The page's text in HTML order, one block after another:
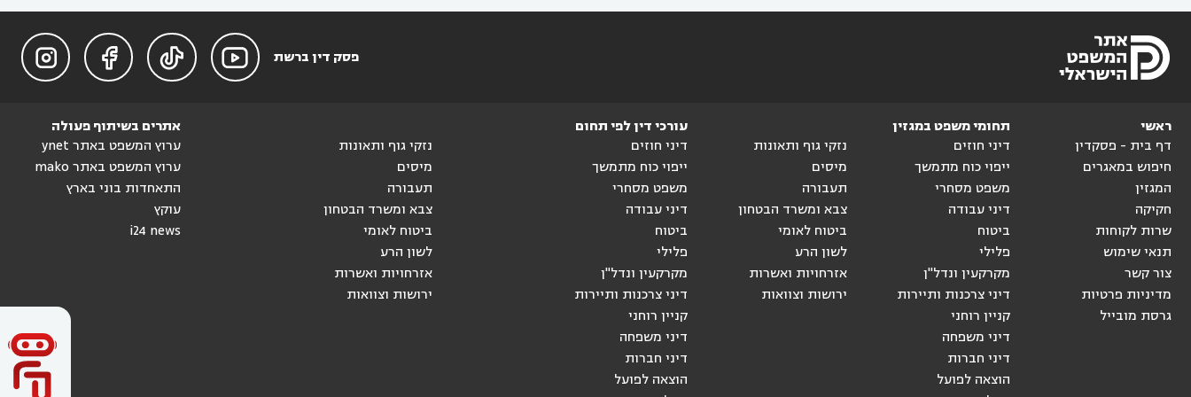
פסק דין ברשת 



ראשי
דף בית - פסקדין
חיפוש במאגרים
המגזין
חקיקה
שרות לקוחות
תנאי שימוש
צור קשר
מדיניות פרטיות
גרסת מובייל
תחומי משפט במגזין
דיני חוזים
ייפוי כוח מתמשך
משפט מסחרי
דיני עבודה
ביטוח
פלילי
מקרקעין ונדל"ן
דיני צרכנות ותיירות
קניין רוחני
דיני משפחה
דיני חברות
הוצאה לפועל
נזקי גוף ותאונות
מיסים
תעבורה
צבא ומשרד הבטחון
ביטוח לאומי
לשון הרע
אזרחויות ואשרות
ירושות וצוואות
עורכי דין לפי תחום
דיני חוזים
ייפוי כוח מתמשך
משפט מסחרי
דיני עבודה
ביטוח
פלילי
מקרקעין ונדל"ן
דיני צרכנות ותיירות
קניין רוחני
דיני משפחה
דיני חברות
הוצאה לפועל
נזקי גוף ותאונות
מיסים
תעבורה
צבא ומשרד הבטחון
ביטוח לאומי
לשון הרע
אזרחויות ואשרות
ירושות וצוואות
אתרים בשיתוף פעולה
ערוץ המשפט באתר ynet
ערוץ המשפט באתר mako
התאחדות בוני בארץ
עוקץ
i24 news